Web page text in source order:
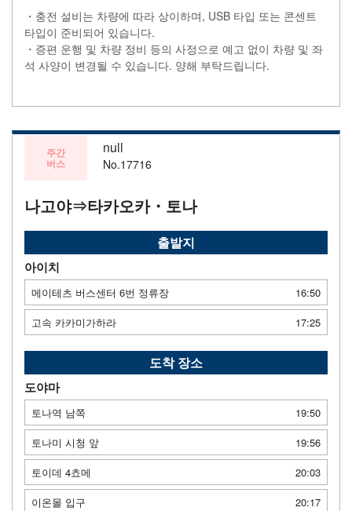
・충전 설비는 차량에 따라 상이하며, USB 타입 또는 콘센트
타입이 준비되어 있습니다.
・증편 운행 및 차량 정비 등의 사정으로 예고 없이 차량 및 좌
석 사양이 변경될 수 있습니다. 양해 부탁드립니다.
주간
버스
null
No.17716
나고야⇒타카오카・토나
출발지
아이치
메이테츠 버스센터 6번 정류장
16:50
고속 카카미가하라
17:25
도착 장소
도야마
토나역 남쪽
19:50
토나미 시청 앞
19:56
토이데 4쵸메
20:03
이온몰 입구
20:17